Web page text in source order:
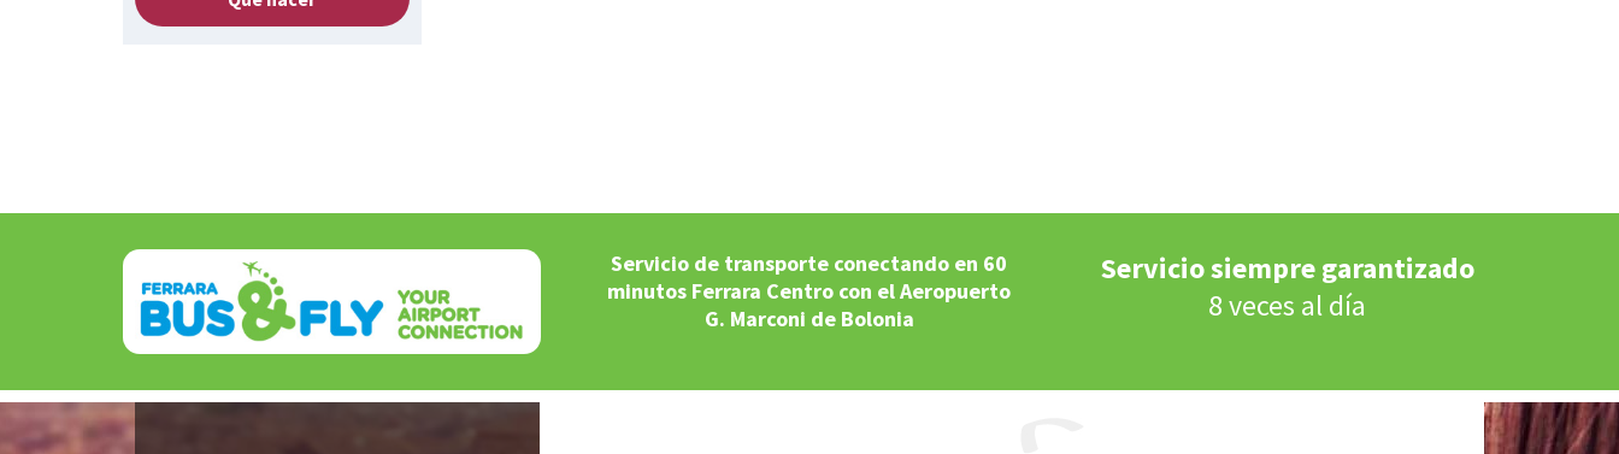
Servicio de transporte conectando en 60
minutos Ferrara Centro con el Aeropuerto
G. Marconi de Bolonia
Servicio siempre garantizado
8 veces al día